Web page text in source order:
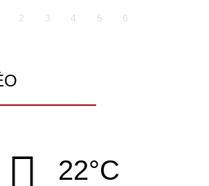
2 3 4 5 6
22°C